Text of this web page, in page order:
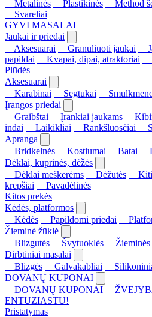
Metalinės
Plastikinės Method
Svareliai
GYVI MASALAI
Jaukai ir priedai
Aksesuarai
Granuliuoti jaukai
papildai
Kvapai, dipai, atraktoriai
Plūdės
Aksesuarai
Karabinai
Segtukai
Įrangos priedai
Graibštai
Įrankiai jaukams
indai
Laikikliai Rankšluosčiai
Apranga
Bridkelnės
Kostiumai Batai
Dėklai, kuprinės, dėžės
Dėklai meškerėms
Dėžutės Kiti
krepšiai
Pavadėlinės
Kitos prekės
Kėdės, platformos
Kėdės
Papildomi priedai
Žieminė žūklė
Blizgutės
Švytuoklės Žieminės
Dirbtiniai masalai
Blizgės
Galvakabliai
DOVANŲ KUPONAI
DOVANŲ KUPONAI
ENTUZIASTU!
Pristatymas